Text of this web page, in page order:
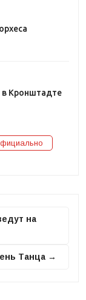
в Кронштадте
на
Танца →